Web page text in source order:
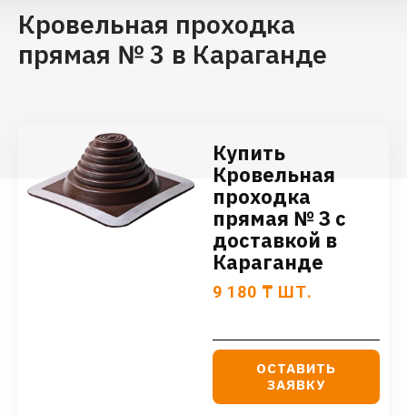
Кровельная проходка
прямая № 3 в Караганде
Купить
Кровельная
проходка
прямая № 3 с
доставкой в
Караганде
9 180 ₸ ШТ.
ОСТАВИТЬ
ЗАЯВКУ